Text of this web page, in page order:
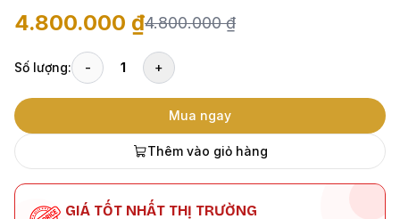
4.800.000 ₫4.800.000 ₫
Số lượng: - 1 +
Mua ngay
Thêm vào giỏ hàng
GIÁ TỐT NHẤT THỊ TRƯỜNG